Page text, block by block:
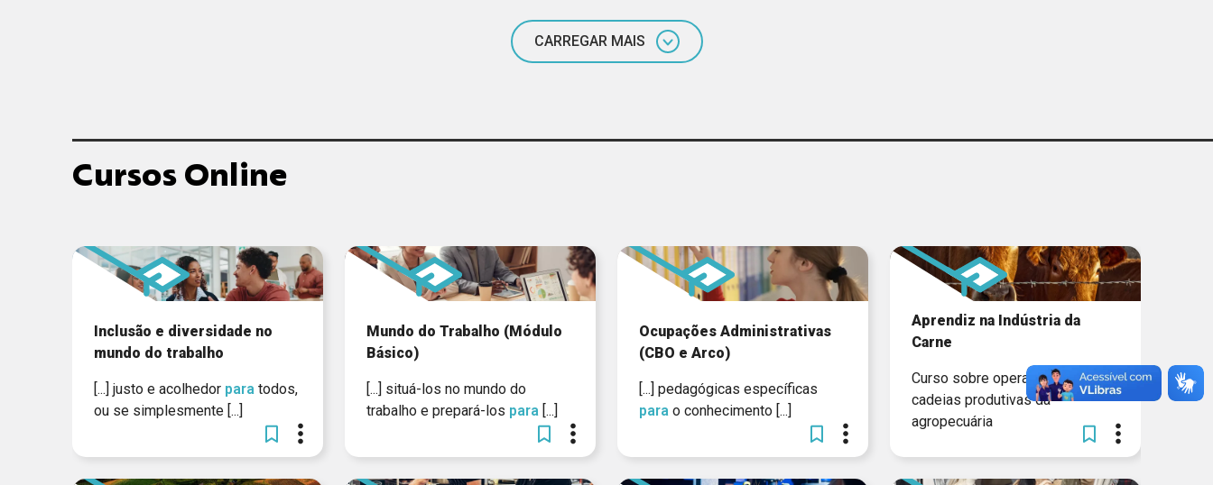
CARREGAR MAIS
Cursos Online
Inclusão e diversidade no
mundo do trabalho
[...] justo e acolhedor para todos,
ou se simplesmente [...]
Mundo do Trabalho (Módulo
Básico)
[...] situá-los no mundo do
trabalho e prepará-los para[...]
Ocupações Administrativas
(CBO e Arco)
[...] pedagógicas específicas
parao conhecimento [...]
Aprendiz na Indústria da
Carne
Curso sobre operação das
cadeias produtivas da
agropecuária